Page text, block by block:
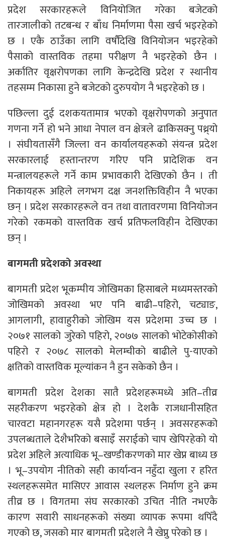
प्रदेश सरकारहरूले विनियोजित गरेका बजेटको
तारजालीको तटबन्ध र बाँध निर्माणमा पैसा खर्च भइरहेको
छ । एकै ठाउँका लागि वर्षौंदेखि विनियोजन भइरहेको
पैसाको वास्तविक तहमा परीक्षण नै भइरहेको छैन ।
अर्कातिर वृक्षरोपणका लागि केन्द्रदेखि प्रदेश र स्थानीय
तहसम्म निकासा हुने बजेटको दुरुपयोग नै भइरहेको छ ।
पछिल्ला दुई दशकयतामात्र भएको वृक्षरोपणको अनुपात
गणना गर्ने हो भने आधा नेपाल वन क्षेत्रले ढाकिसक्नु पथ्र्यो
। संघीयतासँगै जिल्ला वन कार्यालयहरूको संयन्त्र प्रदेश
सरकारलाई हस्तान्तरण गरिए पनि प्रादेशिक वन
मन्त्रालयहरूले गर्ने काम प्रभावकारी देखिएको छैन । ती
निकायहरू अहिले लगभग दक्ष जनशक्तिविहीन नै भएका
छन् । प्रदेश सरकारहरूले वन तथा वातावरणमा विनियोजन
गरेको रकमको वास्तविक खर्च प्रतिफलविहीन देखिएका
छन् ।
बागमती प्रदेशको अवस्था
बागमती प्रदेश भूकम्पीय जोखिमका हिसाबले मध्यमस्तरको
जोखिमको अवस्था भए पनि बाढी–पहिरो, चट्याङ,
आगलागी, हावाहुरीको जोखिम यस प्रदेशमा उच्च छ ।
२०७१ सालको जुरेको पहिरो, २०७७ सालको भोटेकोसीको
पहिरो र २०७८ सालको मेलम्चीको बाढीले पु-याएको
क्षतिको वास्तविक मूल्यांकन नै हुन सकेको छैन ।
बागमती प्रदेश देशका सातै प्रदेशहरूमध्ये अति–तीव्र
सहरीकरण भइरहेको क्षेत्र हो । देशकै राजधानीसहित
चारवटा महानगरहरू यसै प्रदेशमा पर्छन् । अवसरहरूको
उपलब्धताले देशैभरिको बसाइँ सराईको चाप खेपिरहेको यो
प्रदेश अहिले अत्याधिक भू–खण्डीकरणको मार खेप्न बाध्य छ
। भू–उपयोग नीतिको सही कार्यान्वन नहुँदा खुला र हरित
स्थलहरूसमेत मासिएर आवास स्थलहरू निर्माण हुने क्रम
तीव्र छ । विगतमा संघ सरकारको उचित नीति नभएकै
कारण सवारी साधनहरूको संख्या व्यापक रूपमा थपिँदै
गएको छ, जसको मार बागमती प्रदेशले नै खेप्नु परेको छ ।